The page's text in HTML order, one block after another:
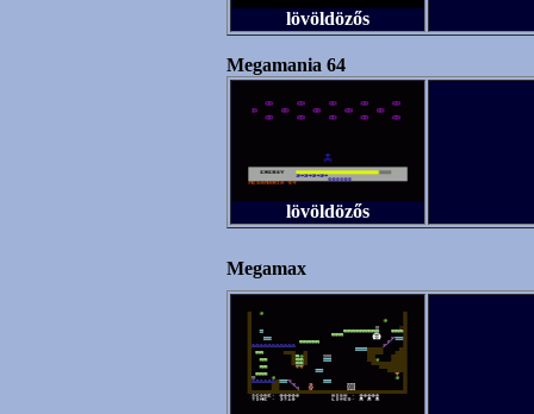
lövöldözős
Megamania 64
lövöldözős
Megamax